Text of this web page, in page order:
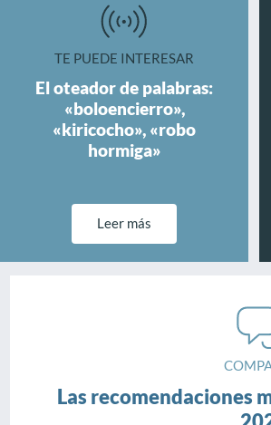
TE PUEDE INTERESAR
El oteador de palabras:
«boloencierro»,
«kiricocho», «robo
hormiga»
Leer más
Las recomendaciones